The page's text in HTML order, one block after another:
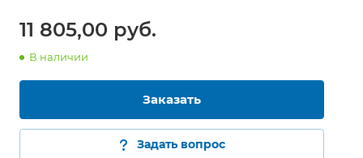
11 805,00 руб.
В наличии
Заказать
Задать вопрос